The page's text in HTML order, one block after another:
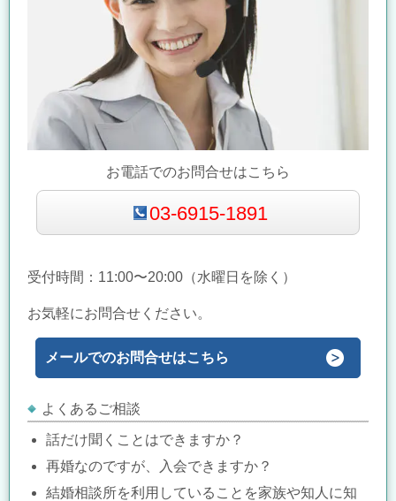
お電話でのお問合せはこちら
03-6915-1891
受付時間：11:00〜20:00（水曜日を除く）
お気軽にお問合せください。
メールでのお問合せはこちら
よくあるご相談
話だけ聞くことはできますか？
再婚なのですが、入会できますか？
結婚相談所を利用していることを家族や知人に知